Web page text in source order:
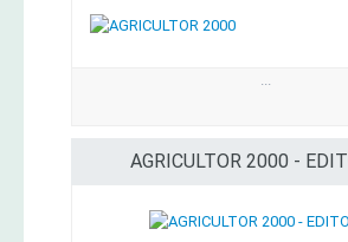
...
AGRICULTOR 2000 -